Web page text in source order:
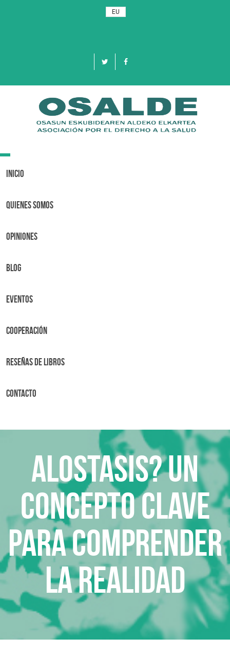
EU
Toggle
Inicio
Quienes Somos
OPINIONES
BLOG
Eventos
Cooperación
Reseñas de libros
Contacto
Alostasis? Un
concepto clave
para comprender
la realidad